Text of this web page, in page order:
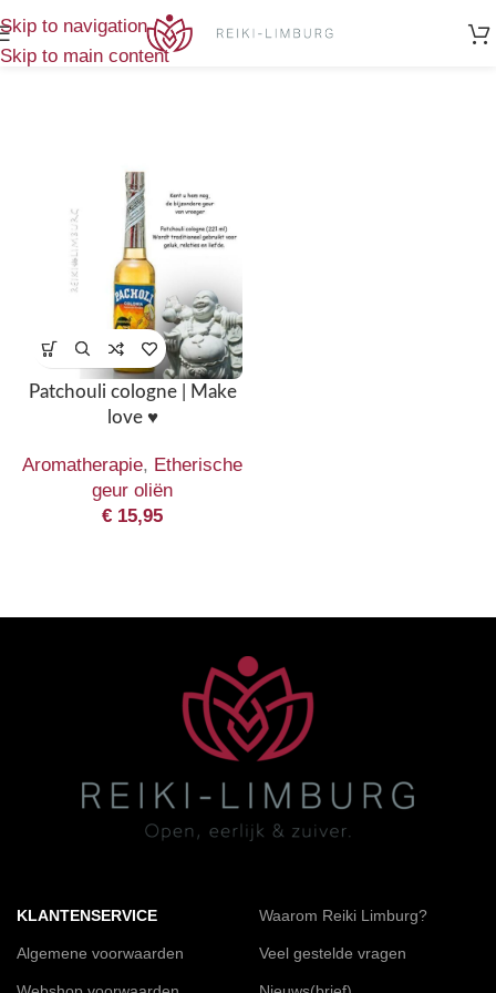
Skip to navigation
Skip to main content
Producten getagged “Patchouli”
Patchouli cologne | Make
love ♥
Aromatherapie, Etherische
geur oliën
€ 15,95
KLANTENSERVICE
Algemene voorwaarden
Waarom Reiki Limburg?
Veel gestelde vragen